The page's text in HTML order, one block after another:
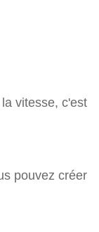
vitesse, c'est
pouvez créer